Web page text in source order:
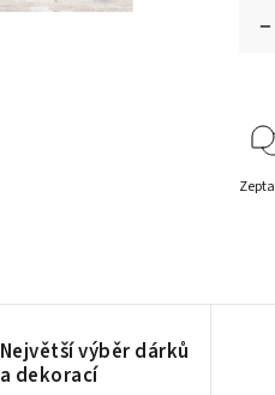
Největší výběr dárků
a dekorací